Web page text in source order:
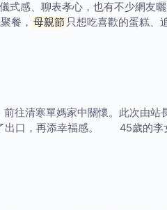
式感、聊表孝心，也有不少網友
餐， 母親節 只想吃喜歡的蛋糕、
往清寒單媽家中關懷。此次由站
了出口，再添幸福感。 45歲的李